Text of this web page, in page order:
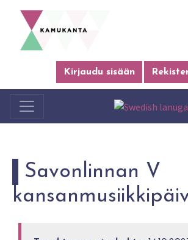
Kirjaudu sisään
Savonlinnan V